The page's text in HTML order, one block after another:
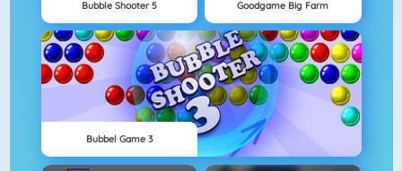
Bubble Shooter 5 Goodgame Big Farm
Bubbel Game 3